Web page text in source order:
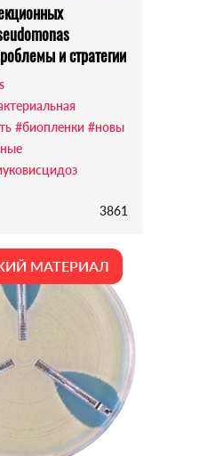
и стратегии
#биопленки #новы
3861
МАТЕРИАЛ